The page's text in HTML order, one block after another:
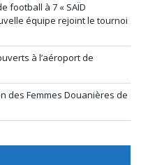
football à 7 « SAÏD
équipe rejoint le tournoi
à l’aéroport de
des Femmes Douanières de